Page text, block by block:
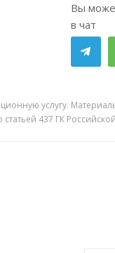
Вы
в чат
услугу.
статьей 437 ГК